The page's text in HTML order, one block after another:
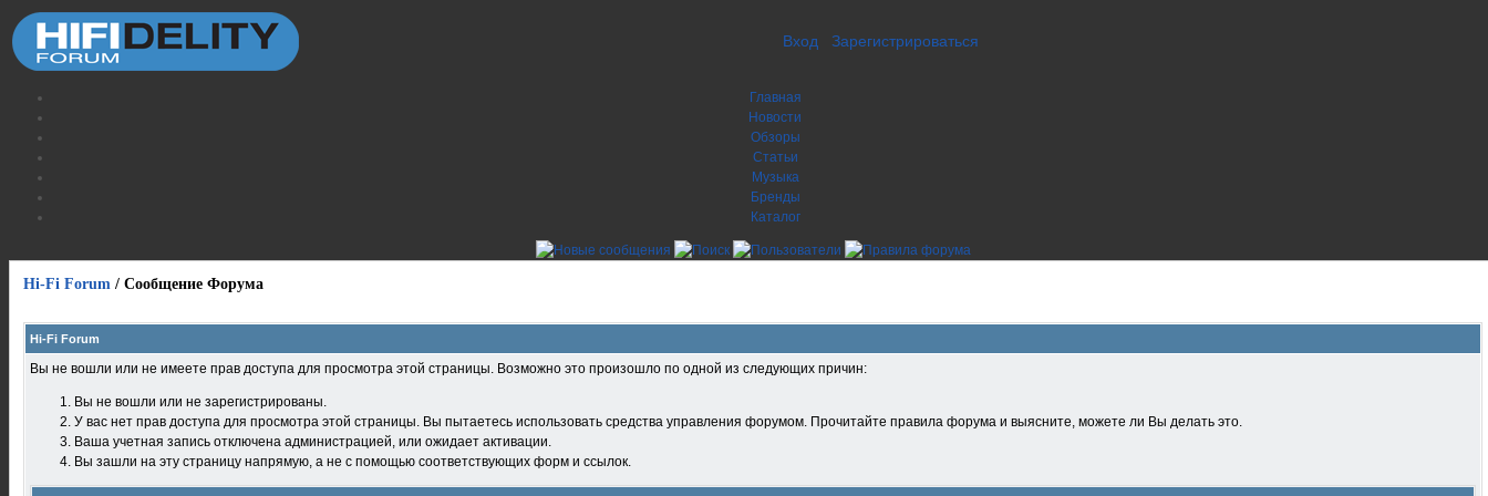
Вход Зарегистрироваться
Главная
Новости
Обзоры
Статьи
Музыка
Бренды
Каталог
Hi-Fi Forum / Сообщение Форума
Hi-Fi Forum
Вы не вошли или не имеете прав доступа для просмотра этой страницы. Возможно это произошло по одной из следующих причин:
Вы не вошли или не зарегистрированы.
У вас нет прав доступа для просмотра этой страницы. Вы пытаетесь использовать средства управления форумом. Прочитайте правила форума и выясните, можете ли Вы делать это.
Ваша учетная запись отключена администрацией, или ожидает активации.
Вы зашли на эту страницу напрямую, а не с помощью соответствующих форм и ссылок.